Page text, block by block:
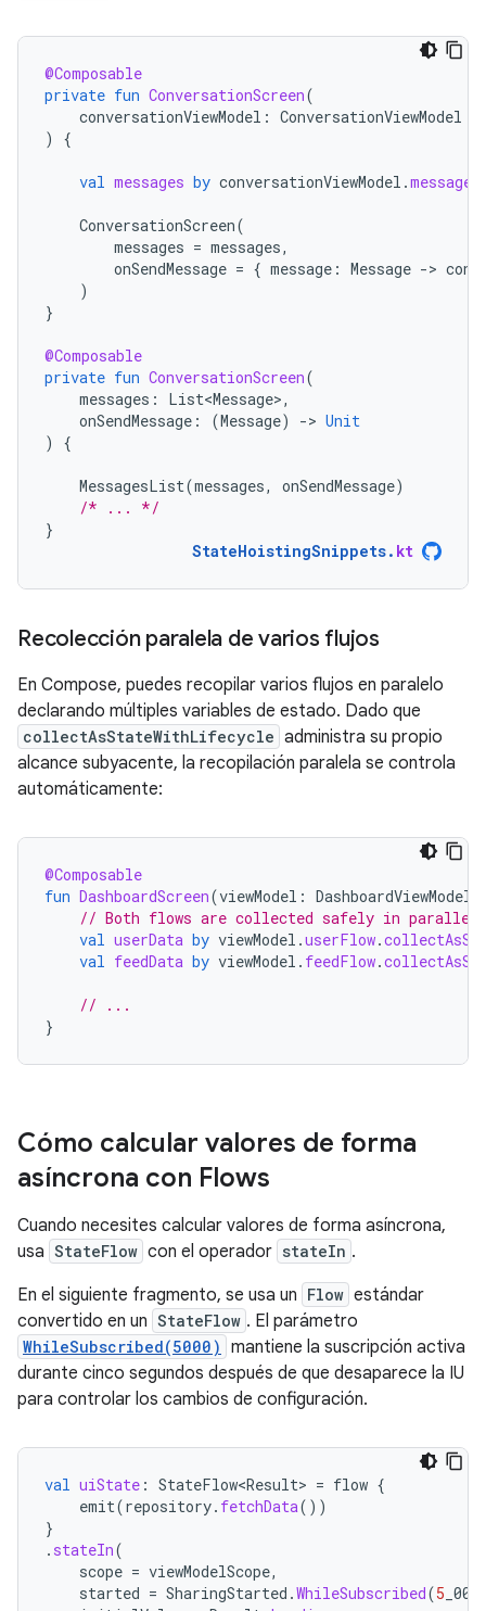
@Composable
private fun ConversationScreen(
conversationViewModel : ConversationViewModel
)
{
val messages by conversationViewModel .messages
ConversationScreen(
messages = messages,
onSendMessage = { message : Message ->
)
}
@Composable
private fun ConversationScreen(
messages : List<Message>,
onSendMessage : (Message) -> Unit
)
{
MessagesList(messages, onSendMessage)
/* ... */
}
StateHoistingSnippets. kt
Recolección paralela de varios flujos
En Compose, puedes recopilar varios flujos en paralelo
declarando múltiples variables de estado. Dado que
collectAsStateWithLifecycle administra su propio
alcance subyacente, la recopilación paralela se controla
automáticamente:
@Composable
fun DashboardScreen(viewModel : DashboardViewModel
// Both flows are collected safely in parallel
val userData by viewModel .userFlow.
val feedData by viewModel . feedFlow.
// ...
}
Cómo calcular valores de forma
asíncrona con Flows
Cuando necesites calcular valores de forma asíncrona,
usa StateFlow con el operador stateIn .
En el siguiente fragmento, se usa un Flow estándar
convertido en un StateFlow . El parámetro
WhileSubscribed(5000) mantiene la suscripción activa
durante cinco segundos después de que desaparece la IU
para controlar los cambios de configuración.
val uiState : StateFlow<Result> = flow {
emit(repository. fetchData())
}
. stateIn(
scope = viewModelScope,
started = SharingStarted .WhileSubscribed(5 _000